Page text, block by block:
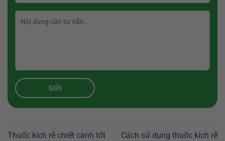
Thuốc kích rễ chiết cành tốt
Cách sử dụng thuốc kích rễ